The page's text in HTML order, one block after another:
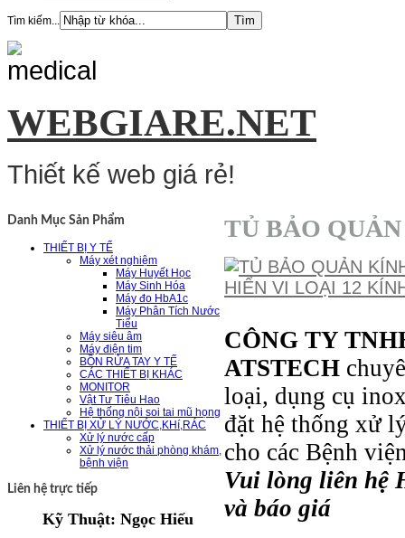
Tìm kiếm...
WEBGIARE.NET
Thiết kế web giá rẻ!
Danh Mục Sản Phẩm
THIẾT BỊ Y TẾ
Máy xét nghiệm
Máy Huyết Học
Máy Sinh Hóa
Máy đo HbA1c
Máy Phân Tích Nước
Tiểu
Máy siêu âm
Máy điện tim
BỒN RỬA TAY Y TẾ
CÁC THIẾT BỊ KHÁC
MONITOR
Vật Tư Tiêu Hao
Hệ thống nội soi tai mũ họng
THIẾT BỊ XỬ LÝ NƯỚC,KHí,RÁC
Xử lý nước cấp
Xử lý nước thải phòng khám,
bệnh viện
Liên hệ trực tiếp
Kỹ Thuật: Ngọc Hiếu
TỦ BẢO
CÔNG TY
ATSTECH
loại, dụng cụ
đặt hệ thống xử
cho các Bệnh
Vui lòng liên hệ
và báo giá